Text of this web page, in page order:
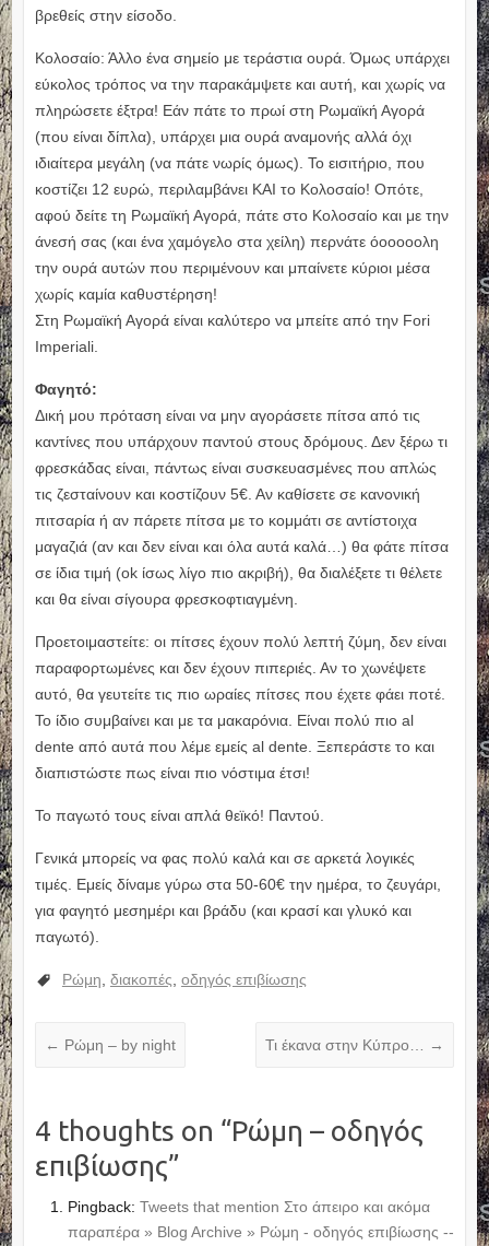
βρεθείς στην είσοδο.
Κολοσαίο: Άλλο ένα σημείο με τεράστια ουρά. Όμως υπάρχει
εύκολος τρόπος να την παρακάμψετε και αυτή, και χωρίς να
πληρώσετε έξτρα! Εάν πάτε το πρωί στη Ρωμαϊκή Αγορά
(που είναι δίπλα), υπάρχει μια ουρά αναμονής αλλά όχι
ιδιαίτερα μεγάλη (να πάτε νωρίς όμως). Το εισιτήριο, που
κοστίζει 12 ευρώ, περιλαμβάνει ΚΑΙ το Κολοσαίο! Οπότε,
αφού δείτε τη Ρωμαϊκή Αγορά, πάτε στο Κολοσαίο και με την
άνεσή σας (και ένα χαμόγελο στα χείλη) περνάτε όοοοοολη
την ουρά αυτών που περιμένουν και μπαίνετε κύριοι μέσα
χωρίς καμία καθυστέρηση!
Στη Ρωμαϊκή Αγορά είναι καλύτερο να μπείτε από την Fori
Imperiali.
Φαγητό:
Δική μου πρόταση είναι να μην αγοράσετε πίτσα από τις
καντίνες που υπάρχουν παντού στους δρόμους. Δεν ξέρω τι
φρεσκάδας είναι, πάντως είναι συσκευασμένες που απλώς
τις ζεσταίνουν και κοστίζουν 5€. Αν καθίσετε σε κανονική
πιτσαρία ή αν πάρετε πίτσα με το κομμάτι σε αντίστοιχα
μαγαζιά (αν και δεν είναι και όλα αυτά καλά…) θα φάτε πίτσα
σε ίδια τιμή (ok ίσως λίγο πιο ακριβή), θα διαλέξετε τι θέλετε
και θα είναι σίγουρα φρεσκοφτιαγμένη.
Προετοιμαστείτε: οι πίτσες έχουν πολύ λεπτή ζύμη, δεν είναι
παραφορτωμένες και δεν έχουν πιπεριές. Αν το χωνέψετε
αυτό, θα γευτείτε τις πιο ωραίες πίτσες που έχετε φάει ποτέ.
Το ίδιο συμβαίνει και με τα μακαρόνια. Είναι πολύ πιο al
dente από αυτά που λέμε εμείς al dente. Ξεπεράστε το και
διαπιστώστε πως είναι πιο νόστιμα έτσι!
Το παγωτό τους είναι απλά θεϊκό! Παντού.
Γενικά μπορείς να φας πολύ καλά και σε αρκετά λογικές
τιμές. Εμείς δίναμε γύρω στα 50-60€ την ημέρα, το ζευγάρι,
για φαγητό μεσημέρι και βράδυ (και κρασί και γλυκό και
παγωτό).
Ρώμη διακοπές οδηγός επιβίωσης
← Ρώμη – by night Τι έκανα στην Κύπρο… →
4 thoughts on “Ρώμη – οδηγός
επιβίωσης”
Pingback: Tweets that mention Στο άπειρο και ακόμα
παραπέρα » Blog Archive » Ρώμη - οδηγός επιβίωσης --